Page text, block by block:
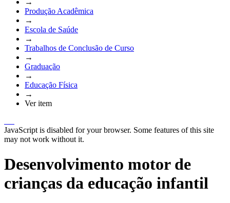
Produção Acadêmica
→
Escola de Saúde
→
Trabalhos de Conclusão de Curso
→
Graduação
→
Educação Física
→
Ver item
JavaScript is disabled for your browser. Some features of this site
may not work without it.
Desenvolvimento motor de
crianças da educação infantil